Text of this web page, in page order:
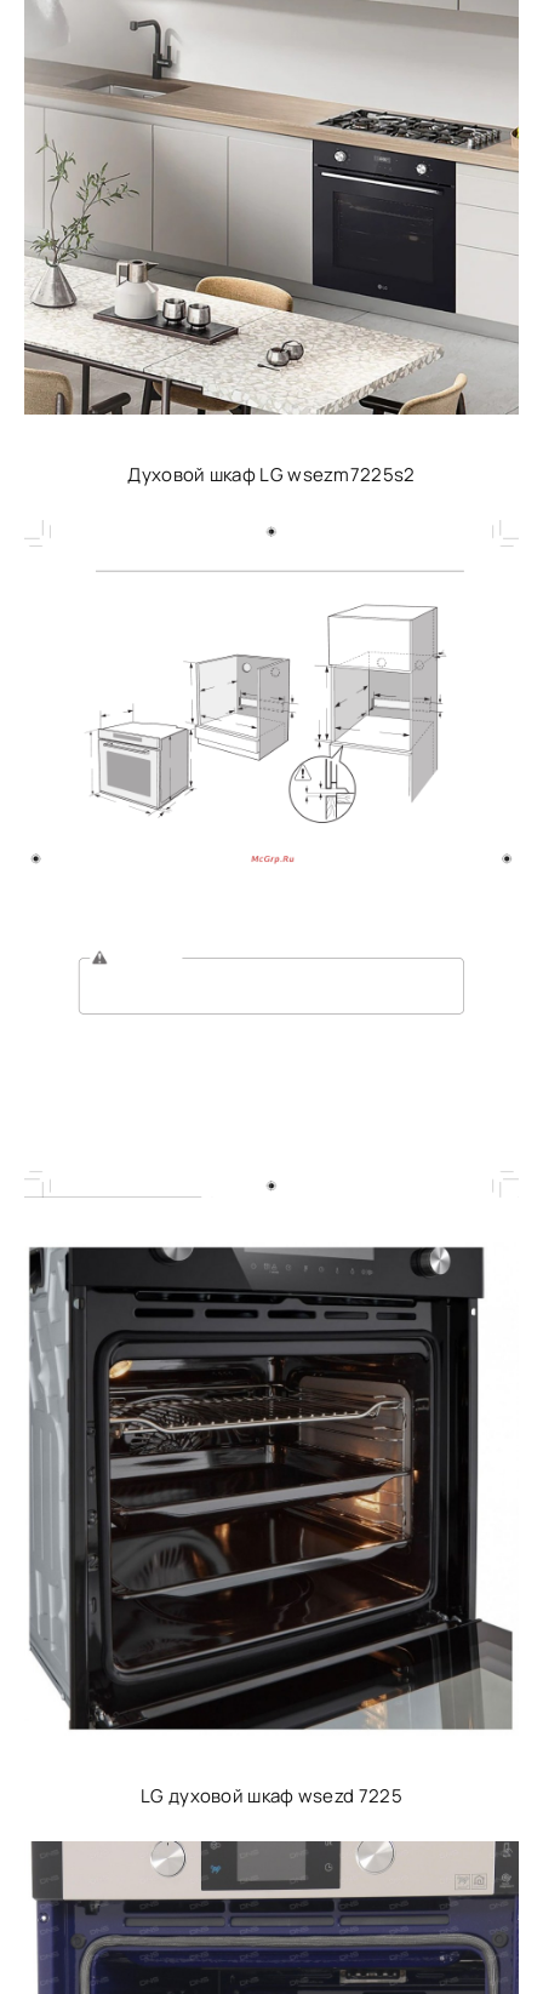
Духовой шкаф LG wsezm7225s2
LG духовой шкаф wsezd 7225